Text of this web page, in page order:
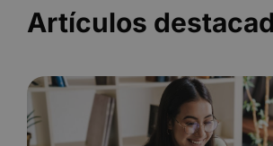
Artículos